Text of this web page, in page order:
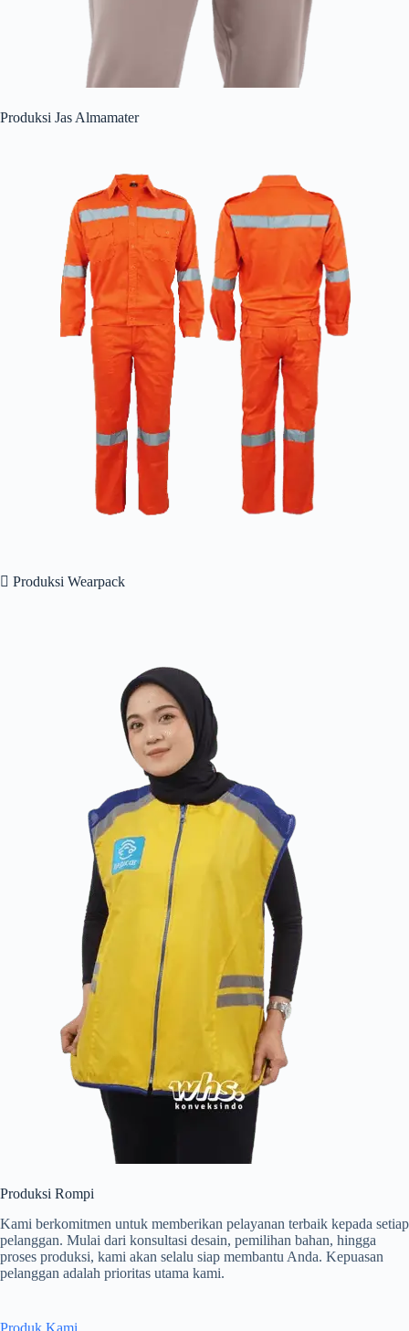
Produksi Jas Almamater
 Produksi Wearpack
Produksi Rompi
Kami berkomitmen untuk memberikan pelayanan terbaik kepada setiap
pelanggan. Mulai dari konsultasi desain, pemilihan bahan, hingga
proses produksi, kami akan selalu siap membantu Anda. Kepuasan
pelanggan adalah prioritas utama kami.
Produk Kami